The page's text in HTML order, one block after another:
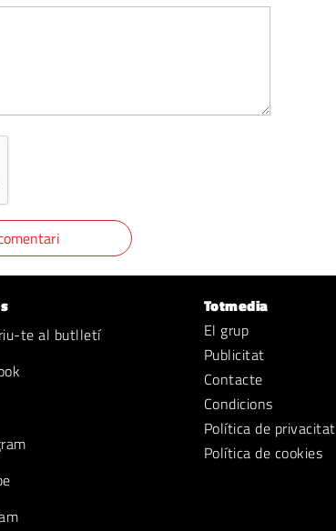
te al butlletí
Totmedia
El grup
Publicitat
Contacte
Condicions
Política de privacitat
Política de cookies